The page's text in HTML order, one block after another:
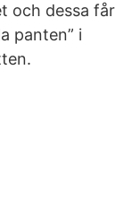
och dessa får
panten” i